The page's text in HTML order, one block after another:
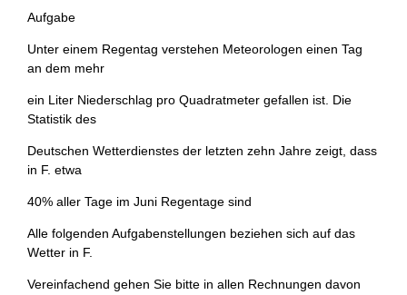
Aufgabe
Unter einem Regentag verstehen Meteorologen einen Tag
an dem mehr
ein Liter Niederschlag pro Quadratmeter gefallen ist. Die
Statistik des
Deutschen Wetterdienstes der letzten zehn Jahre zeigt, dass
in F. etwa
40% aller Tage im Juni Regentage sind
Alle folgenden Aufgabenstellungen beziehen sich auf das
Wetter in F.
Vereinfachend gehen Sie bitte in allen Rechnungen davon